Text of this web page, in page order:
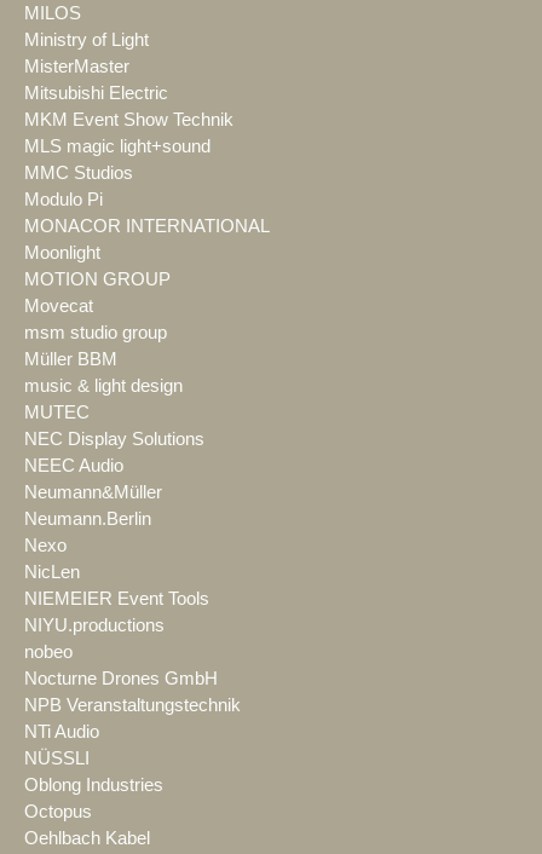
MILOS
Ministry of Light
MisterMaster
Mitsubishi Electric
MKM Event Show Technik
MLS magic light+sound
MMC Studios
Modulo Pi
MONACOR INTERNATIONAL
Moonlight
MOTION GROUP
Movecat
msm studio group
Müller BBM
music & light design
MUTEC
NEC Display Solutions
NEEC Audio
Neumann&Müller
Neumann.Berlin
Nexo
NicLen
NIEMEIER Event Tools
NIYU.productions
nobeo
Nocturne Drones GmbH
NPB Veranstaltungstechnik
NTi Audio
NÜSSLI
Oblong Industries
Octopus
Oehlbach Kabel